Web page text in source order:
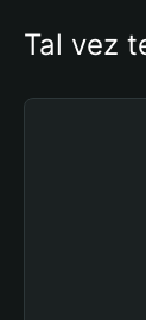
Tal vez